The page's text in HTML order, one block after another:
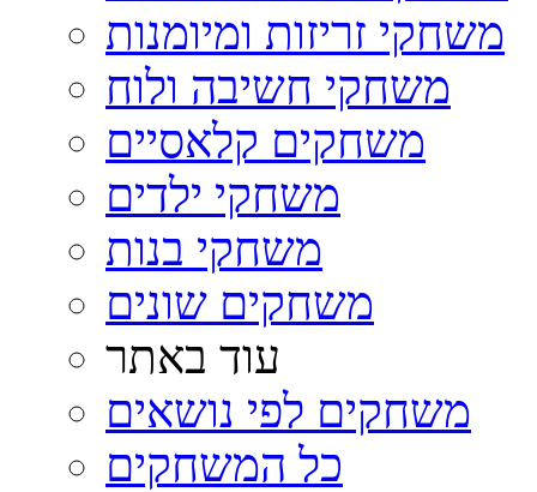
משחקי זריזות ומיומנות
משחקי חשיבה ולוח
משחקים קלאסיים
משחקי ילדים
משחקי בנות
משחקים שונים
עוד באתר
משחקים לפי נושאים
כל המשחקים